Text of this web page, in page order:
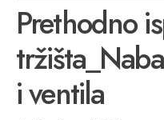
Prethodno
i ventila